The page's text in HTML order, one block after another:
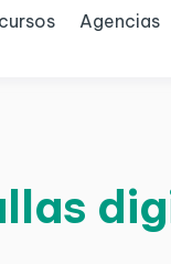
Agencias